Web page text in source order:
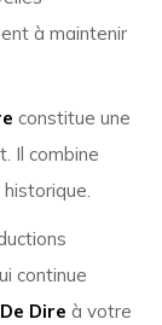
à maintenir
constitue une
Il combine
continue
Dire à votre